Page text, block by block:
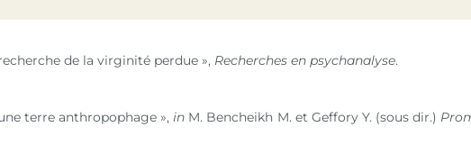
de la virginité perdue », Recherches en psychanalyse.
terre anthropophage », in M. Bencheikh M. et Geffory Y. (sous dir.)